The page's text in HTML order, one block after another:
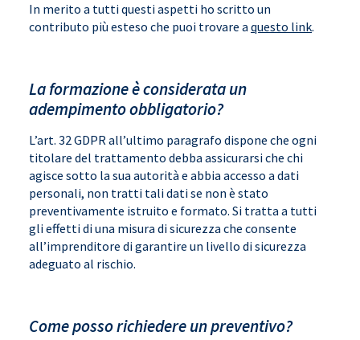
In merito a tutti questi aspetti ho scritto un
contributo più esteso che puoi trovare a questo link.
La formazione è considerata un
adempimento obbligatorio?
L’art. 32 GDPR all’ultimo paragrafo dispone che ogni
titolare del trattamento debba assicurarsi che chi
agisce sotto la sua autorità e abbia accesso a dati
personali, non tratti tali dati se non è stato
preventivamente istruito e formato. Si tratta a tutti
gli effetti di una misura di sicurezza che consente
all’imprenditore di garantire un livello di sicurezza
adeguato al rischio.
Come posso richiedere un preventivo?